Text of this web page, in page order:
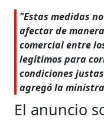
"Estas medidas
afectar de
comercial entre
legítimos para
condiciones
agregó la
El anuncio